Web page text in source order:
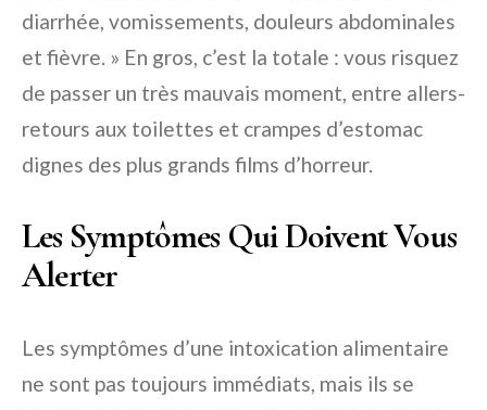
diarrhée, vomissements, douleurs abdominales
et fièvre. » En gros, c’est la totale : vous risquez
de passer un très mauvais moment, entre allers-
retours aux toilettes et crampes d’estomac
dignes des plus grands films d’horreur.
Les Symptômes Qui Doivent Vous
Alerter
Les symptômes d’une intoxication alimentaire
ne sont pas toujours immédiats, mais ils se